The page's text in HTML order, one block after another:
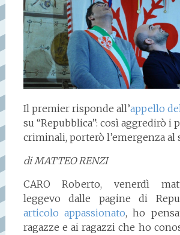
Il premier risponde all’appello
su “Repubblica”: così aggredirò i
criminali, porterò l’emergenza al
di MATTEO RENZI
CARO Roberto, venerdì
leggevo dalle pagine di
articolo appassionato, ho
ragazze e ai ragazzi che ho